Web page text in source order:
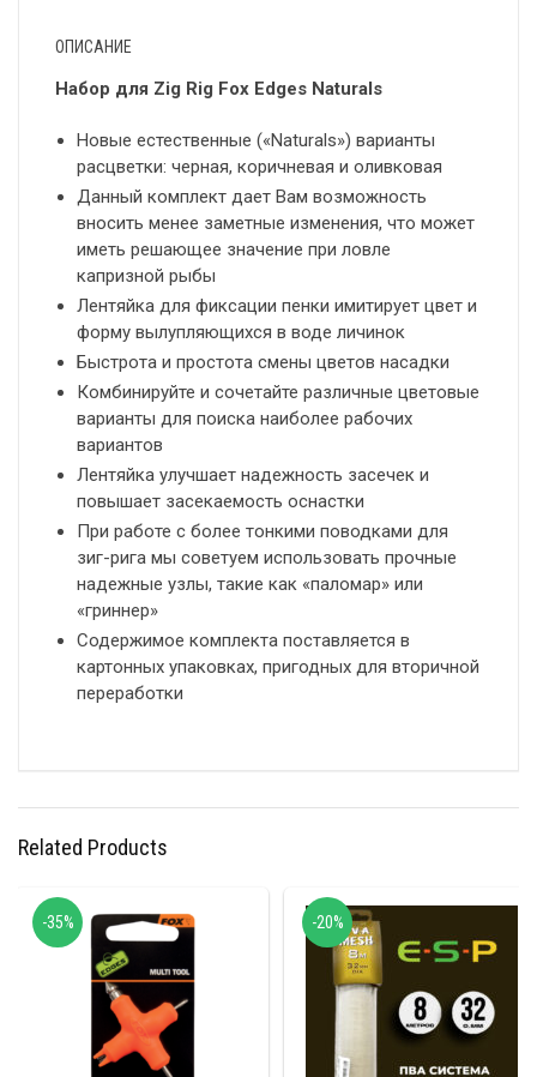
ОПИСАНИЕ
Набор для Zig Rig Fox Edges Naturals
Новые естественные («Naturals») варианты
расцветки: черная, коричневая и оливковая
Данный комплект дает Вам возможность
вносить менее заметные изменения, что может
иметь решающее значение при ловле
капризной рыбы
Лентяйка для фиксации пенки имитирует цвет и
форму вылупляющихся в воде личинок
Быстрота и простота смены цветов насадки
Комбинируйте и сочетайте различные цветовые
варианты для поиска наиболее рабочих
вариантов
Лентяйка улучшает надежность засечек и
повышает засекаемость оснастки
При работе с более тонкими поводками для
зиг-рига мы советуем использовать прочные
надежные узлы, такие как «паломар» или
«гриннер»
Содержимое комплекта поставляется в
картонных упаковках, пригодных для вторичной
переработки
Related Products
-35% -20%